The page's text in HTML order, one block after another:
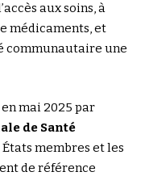
aux soins, à
médicaments, et
communautaire une
mai 2025 par
de Santé
États membres et les
de référence